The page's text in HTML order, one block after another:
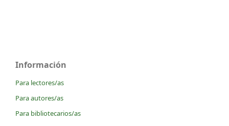
Información
Para lectores/as
Para autores/as
Para bibliotecarios/as